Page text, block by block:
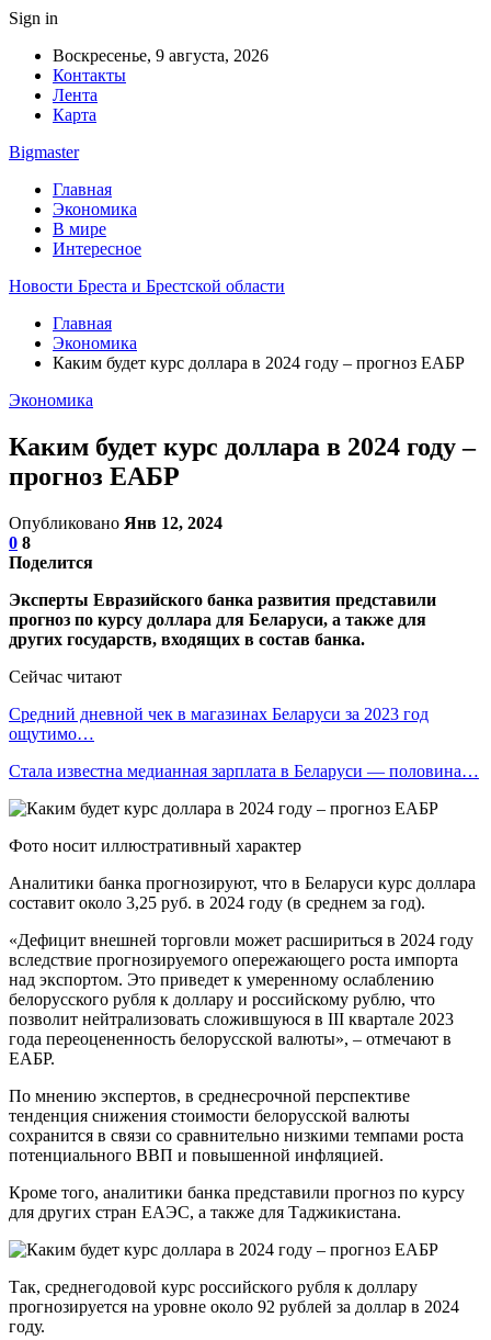
Sign in
Воскресенье, 9 августа, 2026
Контакты
Лента
Карта
Bigmaster
Главная
Экономика
В мире
Интересное
Новости Бреста и Брестской области
Главная
Экономика
Каким будет курс доллара в 2024 году – прогноз ЕАБР
Экономика
Каким будет курс доллара в 2024 году –
прогноз ЕАБР
Опубликовано Янв 12, 2024
0 8
Поделится
Эксперты Евразийского банка развития представили
прогноз по курсу доллара для Беларуси, а также для
других государств, входящих в состав банка.
Сейчас читают
Средний дневной чек в магазинах Беларуси за 2023 год
ощутимо…
Стала известна медианная зарплата в Беларуси — половина…
Фото носит иллюстративный характер
Аналитики банка прогнозируют, что в Беларуси курс доллара
составит около 3,25 руб. в 2024 году (в среднем за год).
«Дефицит внешней торговли может расшириться в 2024 году
вследствие прогнозируемого опережающего роста импорта
над экспортом. Это приведет к умеренному ослаблению
белорусского рубля к доллару и российскому рублю, что
позволит нейтрализовать сложившуюся в III квартале 2023
года переоцененность белорусской валюты», – отмечают в
ЕАБР.
По мнению экспертов, в среднесрочной перспективе
тенденция снижения стоимости белорусской валюты
сохранится в связи со сравнительно низкими темпами роста
потенциального ВВП и повышенной инфляцией.
Кроме того, аналитики банка представили прогноз по курсу
для других стран ЕАЭС, а также для Таджикистана.
Так, среднегодовой курс российского рубля к доллару
прогнозируется на уровне около 92 рублей за доллар в 2024
году.